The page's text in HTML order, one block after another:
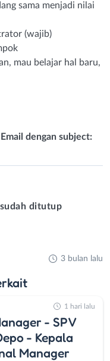
sama menjadi nilai
(wajib)
mau belajar hal baru,
dengan subject:
ditutup
3 bulan lalu
- SPV
- Kepala
Manager
1 hari lalu